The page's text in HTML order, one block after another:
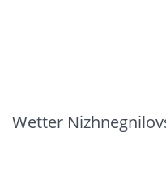
Wetter